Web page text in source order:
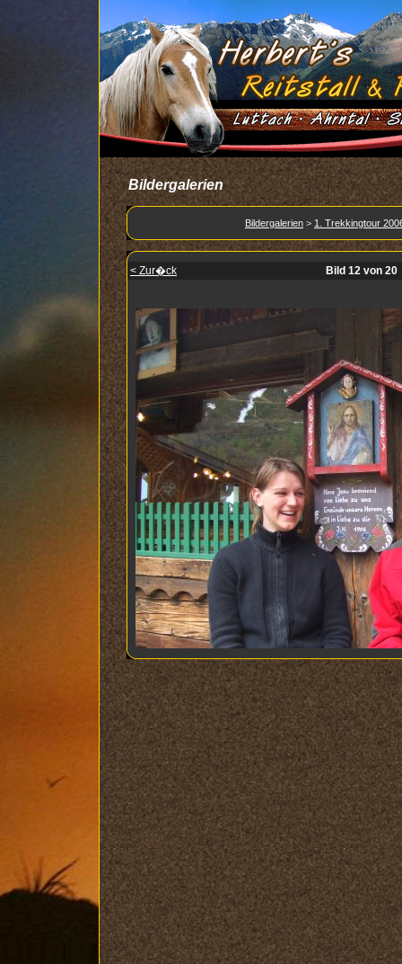
Bildergalerien
Bildergalerien > 1. Trekkingtour
< Zur�ck Bild 12 von 20